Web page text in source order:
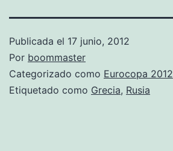
Publicada el 17 junio, 2012
Por boommaster
Categorizado como Eurocopa 2012
Etiquetado como Grecia, Rusia